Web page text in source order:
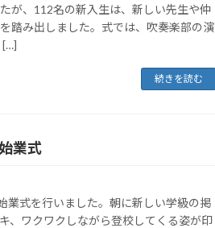
が、112名の新入生は、新しい先生や仲
踏み出しました。式では、吹奏楽部の演
[…]
続きを読む
業式
業式を行いました。朝に新しい学級の掲
、ワクワクしながら登校してくる姿が印